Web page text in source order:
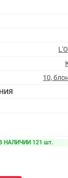
10,
В НАЛИЧИИ 121 шт.